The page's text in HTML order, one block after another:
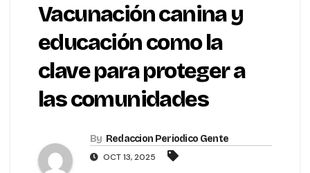
Vacunación canina y
educación como la
clave para proteger a
las comunidades
By Redaccion Periodico Gente
OCT 13, 2025